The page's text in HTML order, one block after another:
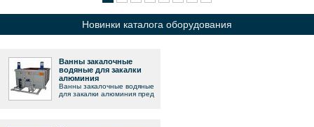
Новинки каталога оборудования
Ванны закалочные
водяные для закалки
алюминия
Ванны закалочные водяные
для закалки алюминия пред